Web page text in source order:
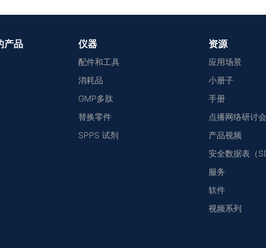
产品 仪器
配件和工具
消耗品
GMP多肽
替换零件
SPPS 试剂
资源
应用场景
小册子
手册
点播网络研讨会
产品视频
安全数据表（
服务
软件
视频系列